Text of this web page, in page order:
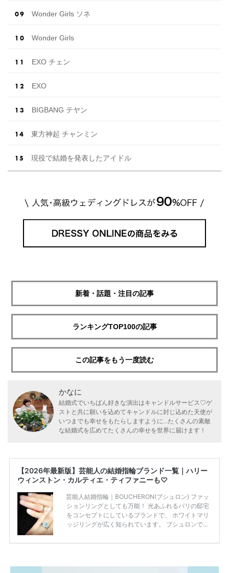
Wonder Girls ソネ
Wonder Girls
EXO チェン
EXO
BIGBANG テヤン
東方神起 チャンミン
現役で結婚を発表したアイドル
新着・話題・注目の記事
ランキングTOP100の記事
この記事をもう一度読む
かなに
結婚式でいちばん好きな演出はキャンドルサービス♡ゲ
ストと共に願いを込めてキャンドルに封じ込めた天使が
いつまでも幸せをもたらしますように...たくさんの素敵
な結婚式を広めてたくさんの幸せを世界に届けます！
【2026年最新版】芸能人の結婚指輪ブランド一覧｜ハリー
ウィンストン・カルティエ・ティファニーも♡
芸能人結婚指輪｜BOUCHERON(ブシュロン) ファッ
ションリングとしても万能！ 光あふれるパリの邸宅
をコンセプトにしているブランドで、 ホワイトマリ
ッジリングが広く知られています。 ブシュロンで特
ング」は、 小栗さんと山田さんが結婚指輪に選ばれ